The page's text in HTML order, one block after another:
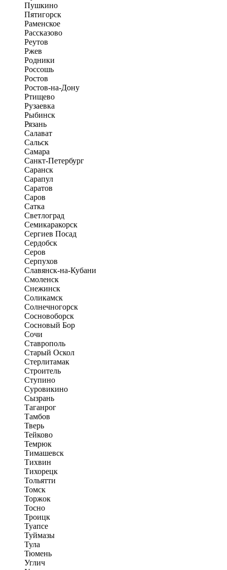
Пушкино
Пятигорск
Раменское
Рассказово
Реутов
Ржев
Родники
Россошь
Ростов
Ростов-на-Дону
Ртищево
Рузаевка
Рыбинск
Рязань
Салават
Сальск
Самара
Санкт-Петербург
Саранск
Сарапул
Саратов
Саров
Сатка
Светлоград
Семикаракорск
Сергиев Посад
Сердобск
Серов
Серпухов
Славянск-на-Кубани
Смоленск
Снежинск
Соликамск
Солнечногорск
Сосновоборск
Сосновый Бор
Сочи
Ставрополь
Старый Оскол
Стерлитамак
Строитель
Ступино
Суровикино
Сызрань
Таганрог
Тамбов
Тверь
Тейково
Темрюк
Тимашевск
Тихвин
Тихорецк
Тольятти
Томск
Торжок
Тосно
Троицк
Туапсе
Туймазы
Тула
Тюмень
Углич